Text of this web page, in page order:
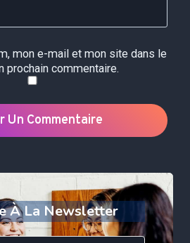
mon e-mail et mon site dans le
prochain commentaire.
À La Newsletter